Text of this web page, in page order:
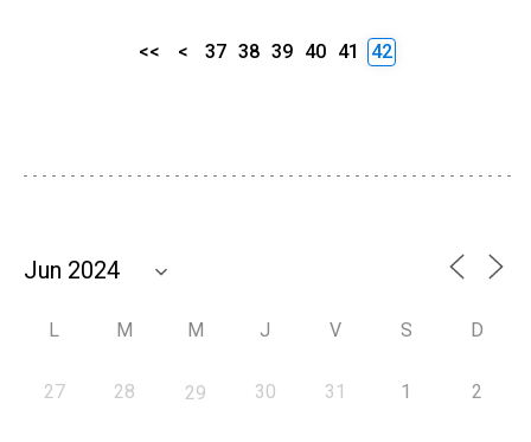
<< < 37 38 39 40 41 42
L M M J V S D
27 28 29 30 31 1 2